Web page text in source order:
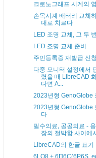
크로노그래프 시계의
손목시계 배터리 교체
대로 치르다
LED 조명 교체, 그 두
LED 조명 교체 준비
주민등록증 재발급 신
다중 모니터 설정에서
렸을 때 LibreCAD
다면 A...
2023년형 GenoGlobe
2023년형 GenoGlobe
다
필수의료, 공공의료 -
장의 절박함 사이에
LibreCAD의 한글 표기
6LQ8 + 6П6С(6P6S,